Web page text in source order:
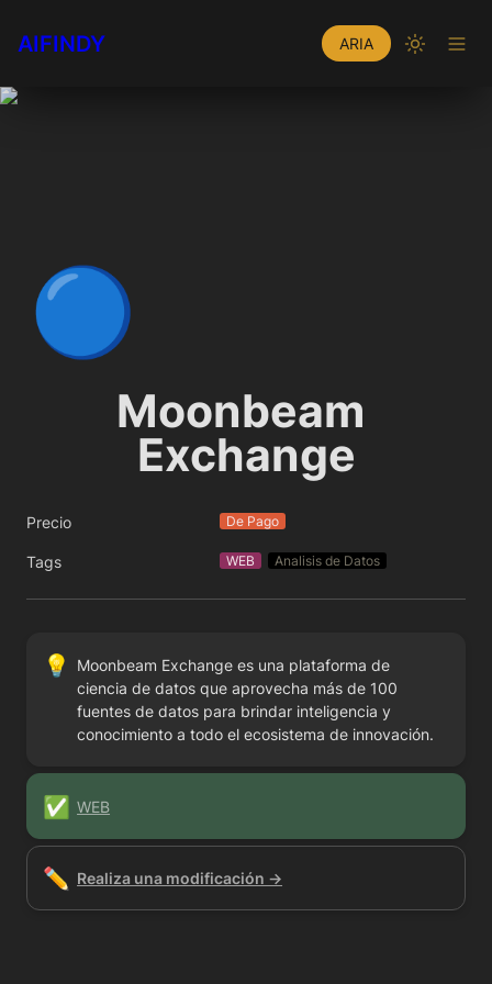
AIFINDY ARIA
🔵
Moonbeam
Exchange
Precio De Pago
Tags WEB Analisis de Datos
💡
Moonbeam Exchange es una plataforma de
ciencia de datos que aprovecha más de 100
fuentes de datos para brindar inteligencia y
conocimiento a todo el ecosistema de innovación.
✅ WEB
✏️ Realiza una modificación →